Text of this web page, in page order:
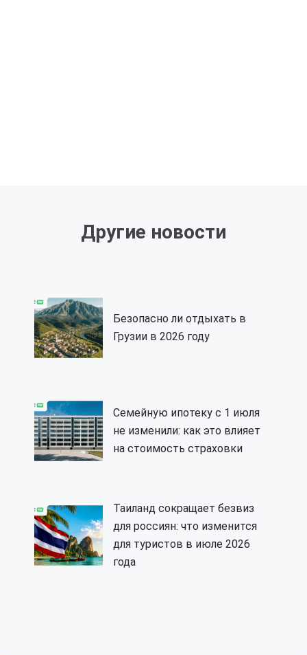
Другие новости
Безопасно ли отдыхать в
Грузии в 2026 году
Семейную ипотеку с 1 июля
не изменили: как это влияет
на стоимость страховки
Таиланд сокращает безвиз
для россиян: что изменится
для туристов в июле 2026
года